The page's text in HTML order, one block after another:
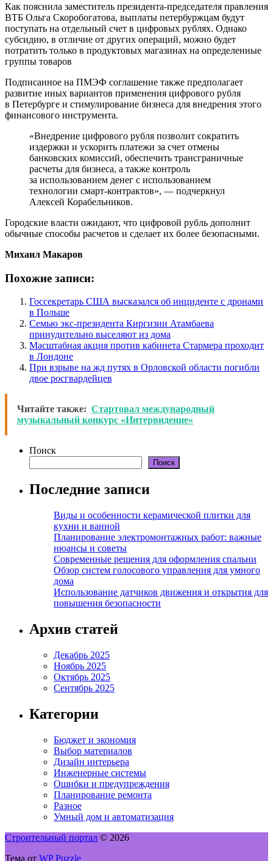
Как пояснила заместитель президента-председателя правления
ВТБ Ольга Скоробогатова, выплаты петербуржцам будут
поступать на отдельный счет в цифровых рублях. Однако
субсидию, в отличие от других операций, можно будет
потратить только в продуктовых магазинах на определенные
группы товаров
Подписанное на ПМЭФ соглашение также предполагает
развитие иных вариантов применения цифрового рубля
в Петербурге и стимулирование бизнеса для внедрения этого
финансового инструмента.
«Внедрение цифрового рубля позволит сократить
издержки и ускорить платежи за счет отмены
банковских комиссий, обеспечить трансграничные
расчеты для бизнеса, а также контроль
за использованием денег с использованием
технологии смарт-контрактов», — подчеркнул
Алексей Корабельников.
Городские власти ожидают, что цифровой рубль дополнит
обычные способы расчетов и сделает их более безопасными.
Михаил Макаров
Похожие записи:
Госсекретарь США высказался об инциденте с дронами
в Польше
Семью экс-президента Киргизии Атамбаева
принудительно выселяют из дома
Масштабная акция против кабинета Стармера проходит
в Лондоне
При взрыве на жд путях в Орловской области погибли
двое росгвардейцев
Читайте также: Стартовал международный
музыкальный конкурс «Интервидение»
Поиск
Поиск
Последние записи
Виды и особенности керамической плитки для
кухни и ванной
Планирование электромонтажных работ: важные
нюансы и советы
Современные решения для оформления спальни
Обзор систем голосового управления для умного
дома
Использование датчиков движения и открытия для
повышения безопасности
Архив статей
Декабрь 2025
Ноябрь 2025
Октябрь 2025
Сентябрь 2025
Категории
Бюджет и экономия
Выбор материалов
Дизайн интерьера
Инженерные системы
Ошибки и предупреждения
Планирование ремонта
Разное
Умный дом и автоматизация
Строительный портал © 2026
Тема от WP Puzzle